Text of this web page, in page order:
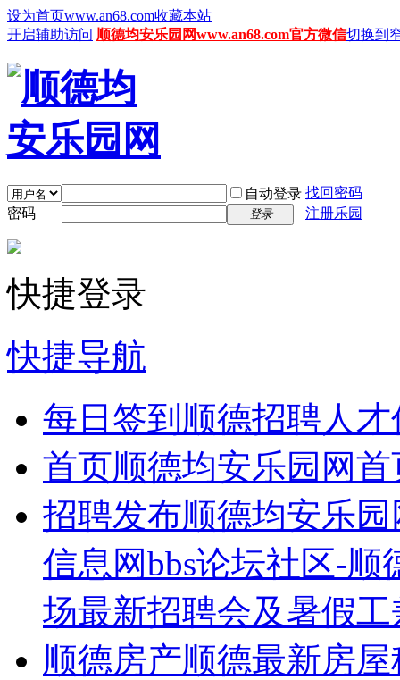
设为首页www.an68.com收藏本站
开启辅助访问 顺德均安乐园网www.an68.com官方微信切换到
自动登录 找回密码
密码
登录 注册乐园
快捷登录
快捷导航
每日签到 顺德招聘人
首页顺德均安乐园网首
招聘发布顺德均安乐
信息网bbs论坛社区-
场最新招聘会及暑假
顺德房产顺德最新房